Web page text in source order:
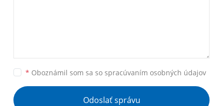
* Oboznámil som sa so spracúvaním osobných údajov
Odoslať správu